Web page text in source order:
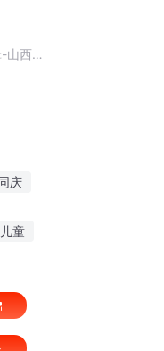
山西老
庆
童